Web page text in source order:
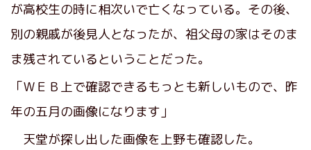
が高校生の時に相次いで亡くなっている。その後、
別の親戚が後見人となったが、祖父母の家はそのま
ま残されているということだった。
「ＷＥＢ上で確認できるもっとも新しいもので、昨
年の五月の画像になります」
天堂が探し出した画像を上野も確認した。